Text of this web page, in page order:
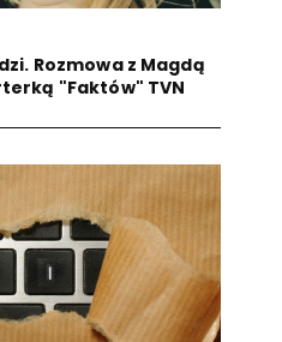
Rozmowa z Magdą
"Faktów" TVN